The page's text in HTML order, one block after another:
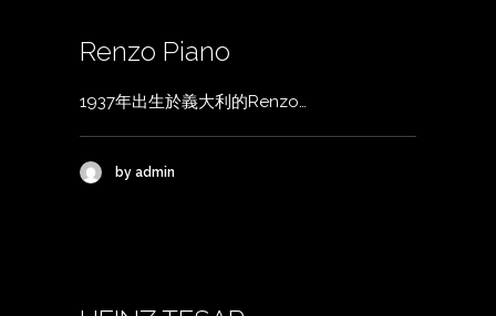
Renzo Piano
1937年出生於義大利的Renzo…
by admin